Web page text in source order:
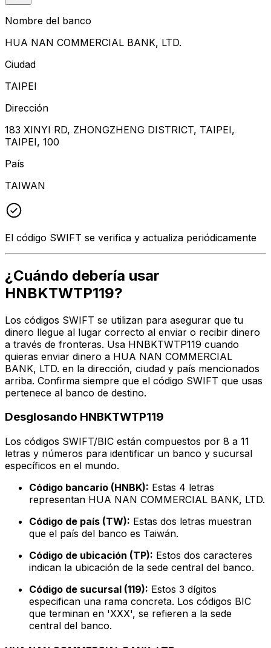
Nombre del banco
HUA NAN COMMERCIAL BANK, LTD.
Ciudad
TAIPEI
Dirección
183 XINYI RD, ZHONGZHENG DISTRICT, TAIPEI,
TAIPEI, 100
País
TAIWAN
El código SWIFT se verifica y actualiza periódicamente
¿Cuándo debería usar
HNBKTWTP119?
Los códigos SWIFT se utilizan para asegurar que tu
dinero llegue al lugar correcto al enviar o recibir dinero
a través de fronteras. Usa HNBKTWTP119 cuando
quieras enviar dinero a HUA NAN COMMERCIAL
BANK, LTD. en la dirección, ciudad y país mencionados
arriba. Confirma siempre que el código SWIFT que usas
pertenece al banco de destino.
Desglosando HNBKTWTP119
Los códigos SWIFT/BIC están compuestos por 8 a 11
letras y números para identificar un banco y sucursal
específicos en el mundo.
Código bancario (HNBK): Estas 4 letras
representan HUA NAN COMMERCIAL BANK, LTD.
Código de país (TW): Estas dos letras muestran
que el país del banco es Taiwán.
Código de ubicación (TP): Estos dos caracteres
indican la ubicación de la sede central del banco.
Código de sucursal (119): Estos 3 dígitos
especifican una rama concreta. Los códigos BIC
que terminan en 'XXX', se refieren a la sede
central del banco.